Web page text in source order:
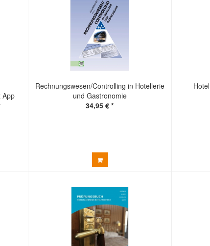
App
Rechnungswesen/Controlling in Hotellerie
und Gastronomie
34,95 € *